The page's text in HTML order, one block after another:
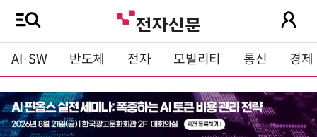
AI·SW 반도체 전자 모빌리티 통신 경제